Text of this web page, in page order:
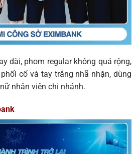
dài, phom regular không quá rộng,
cổ và tay trắng nhã nhặn, dùng
nhân viên chi nhánh.